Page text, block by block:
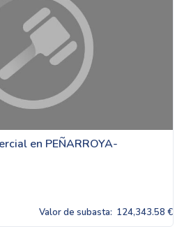
en PEÑARROYA-
Valor de subasta: 124,343.58 €